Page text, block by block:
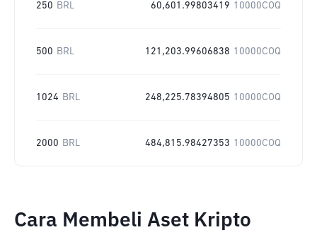
250 BRL 60,601.99803419 10000COQ
500 BRL 121,203.99606838 10000COQ
1024 BRL 248,225.78394805 10000COQ
2000 BRL 484,815.98427353 10000COQ
Cara Membeli Aset Kripto